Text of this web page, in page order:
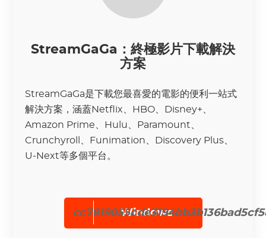
StreamGaGa：終極影片下載解決
方案
StreamGaGa是下載您最喜愛的電影的便利一站式
解決方案，涵蓋Netflix、HBO、Disney+、
Amazon Prime、Hulu、Paramount、
Crunchyroll、Funimation、Discovery Plus、
U-Next等多個平台。
Windows